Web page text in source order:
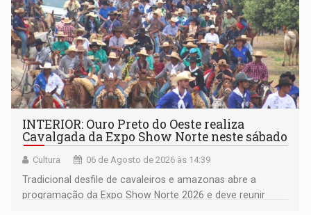
INTERIOR: Ouro Preto do Oeste realiza
Cavalgada da Expo Show Norte neste sábado
Cultura 06 de Agosto de 2026 às 14:39
Tradicional desfile de cavaleiros e amazonas abre a
programação da Expo Show Norte 2026 e deve reunir